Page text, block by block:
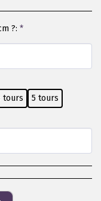
?: *
tours
5 tours